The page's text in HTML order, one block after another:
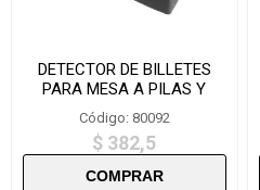
DETECTOR DE BILLETES
PARA MESA A PILAS Y
CORRIENTE -AD-018
Código: 80092
$ 382,5